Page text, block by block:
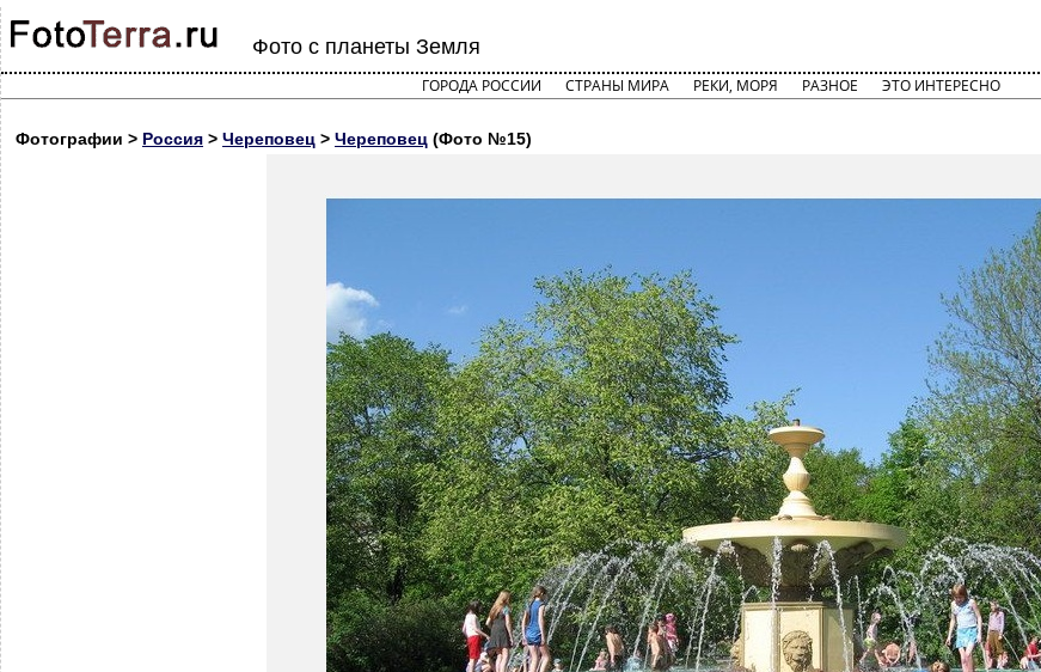
Фото с планеты Земля
ГОРОДА РОССИИ СТРАНЫ МИРА РЕКИ, МОРЯ РАЗНОЕ ЭТО ИНТЕРЕСНО
Фотографии > Россия > Череповец > Череповец (Фото №15)